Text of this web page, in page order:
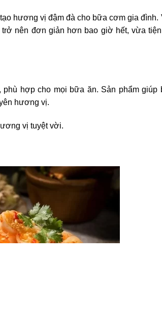
hương vị đậm đà cho bữa cơm gia đình.
nên đơn giản hơn bao giờ hết, vừa
hợp cho mọi bữa ăn. Sản phẩm giúp
hương vị.
vị tuyệt vời.